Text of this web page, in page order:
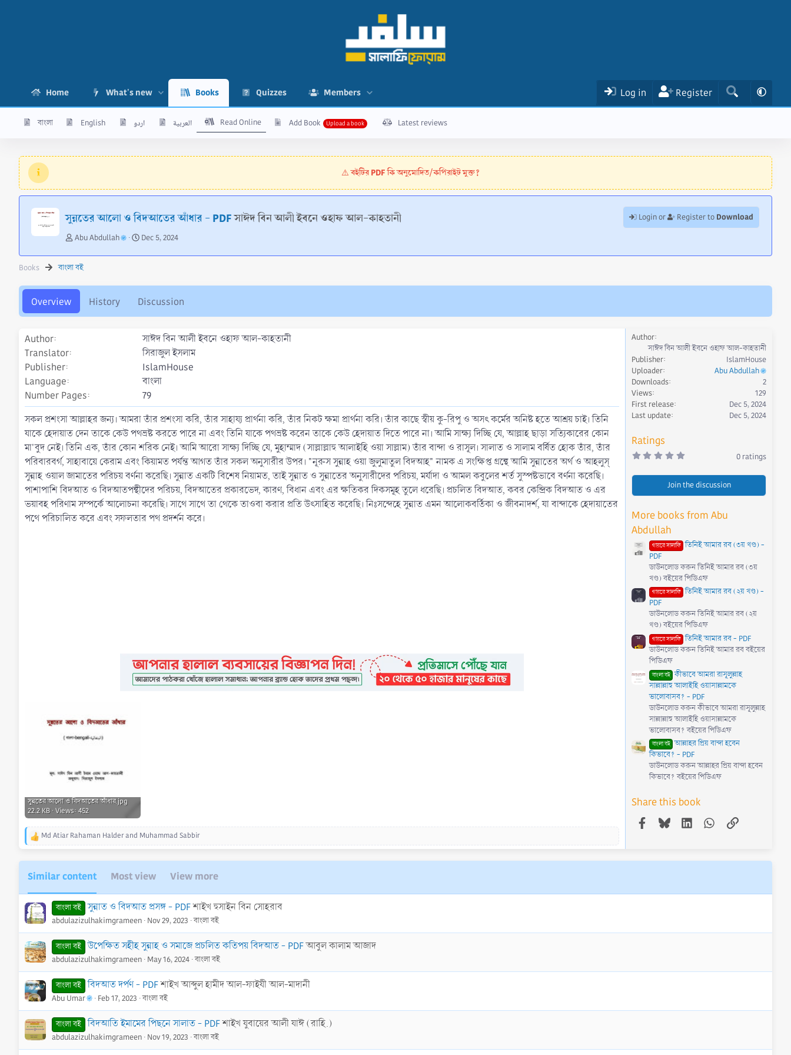
Home What's new Books Quizzes Members Log in Register
বাংলা English اردو العربية Read Online Add Book Latest reviews
⚠️বইটির PDF কি অনুমোদিত/কপিরাইট মুক্ত?
সুন্নতের আলো ও বিদআতের আঁধার - PDFসাঈদ বিন আলী ইবনে ওহাফ আল-কাহতানী Login or Register to Download
A
t
h
Abu Abdullah
C
e
o
n
a
t
Dec 5, 2024
Books বাংলা বই
Overview History Discussion
Author
সাঈদ বিন আলী ইবনে ওহাফ আল-কাহতানী
Translator
সিরাজুল ইসলাম
Publisher
IslamHouse
Language
বাংলা
Number Pages
79
সকল প্রশংসা আল্লাহর জন্য। আমরা তাঁর প্রশংসা করি, তাঁর সাহায্য প্রার্থনা করি, তাঁর নিকট ক্ষমা প্রার্থনা করি। তাঁর কাছে স্বীয় কু-রিপু ও অসৎ কর্মের অনিষ্ট হতে আশ্রয় চাই। তিনি
যাকে হেদায়াত দেন তাকে কেউ পথভ্রষ্ট করতে পারে না এবং তিনি যাকে পথভ্রষ্ট করেন তাকে কেউ হেদায়াত দিতে পারে না। আমি সাক্ষ্য দিচ্ছি যে, আল্লাহ ছাড়া সত্যিকারের কোন
মা'বুদ নেই। তিনি এক, তাঁর কোন শরিক নেই। আমি আরো সাক্ষ্য দিচ্ছি যে, মুহাম্মাদ (সাল্লাল্লাহু আলাইহি ওয়া সাল্লাম) তাঁর বান্দা ও রাসূল। সালাত ও সালাম বর্ষিত হোক তাঁর, তাঁর
পরিবারবর্গ, সাহাবায়ে কেরাম এবং কিয়ামত পর্যন্ত আগত তাঁর সকল অনুসারীর উপর। "নূরুস সুন্নাহ ওয়া জুলুমাতুল বিদআহ" নামক এ সংক্ষিপ্ত গ্রন্থে আমি সুন্নাতের অর্থ ও আহলুস্
সুন্নাহ ওয়াল জামাতের পরিচয় বর্ণনা করেছি। সুন্নাত একটি বিশেষ নিয়ামত, তাই সুন্নাত ও সুন্নাতের অনুসারীদের পরিচয়, মর্যাদা ও আমল কবুলের শর্ত সুস্পষ্টভাবে বর্ণনা করেছি।
পাশাপাশি বিদআত ও বিদআতপন্থীদের পরিচয়, বিদআতের প্রকারভেদ, কারণ, বিধান এবং এর ক্ষতিকর দিকসমূহ তুলে ধরেছি। প্রচলিত বিদআত, কবর কেন্দ্রিক বিদআত ও এর
ভয়াবহ পরিণাম সম্পর্কে আলোচনা করেছি। সাথে সাথে তা থেকে তাওবা করার প্রতি উৎসাহিত করেছি। নিঃসন্দেহে সুন্নাত এমন আলোকবর্তিকা ও জীবনাদর্শ, যা বান্দাকে হেদায়াতের
পথে পরিচালিত করে এবং সফলতার পথ প্রদর্শন করে।
সুন্নতের আলো ও বিদআতের আঁধার.jpg
22.2 KB · Views: 452
R
a
c
t
i
o
n
s
:
Md Atiar Rahaman Halderand Muhammad Sabbir
Author
সাঈদ বিন আলী ইবনে ওহাফ আল-কাহতানী
Publisher
IslamHouse
Uploader
Abu Abdullah
Downloads
2
Views
129
First release
Dec 5, 2024
Last update
Dec 5, 2024
Ratings
0
0
s
(
0 ratings
Join the discussion
More books from Abu
Abdullah
গায়রে সালাফি তিনিই আমার রব (৩য় খণ্ড) -
PDF
ডাউনলোড করুন তিনিই আমার রব (৩য়
খণ্ড) বইয়ের পিডিএফ
গায়রে সালাফি তিনিই আমার রব (২য় খণ্ড) -
PDF
ডাউনলোড করুন তিনিই আমার রব (২য়
খণ্ড) বইয়ের পিডিএফ
গায়রে সালাফি তিনিই আমার রব - PDF
ডাউনলোড করুন তিনিই আমার রব বইয়ের
পিডিএফ
বাংলা বই কীভাবে আমরা রাসূলুল্লাহ
সাল্লাল্লাহু আলাইহি ওয়াসাল্লামকে
ভালোবাসব? - PDF
ডাউনলোড করুন কীভাবে আমরা রাসূলুল্লাহ
সাল্লাল্লাহু আলাইহি ওয়াসাল্লামকে
ভালোবাসব? বইয়ের পিডিএফ
বাংলা বই আল্লাহর প্রিয় বান্দা হবেন
কিভাবে? - PDF
ডাউনলোড করুন আল্লাহর প্রিয় বান্দা হবেন
কিভাবে? বইয়ের পিডিএফ
Share this book
Facebook
BlueskyLinkedInWhatsApp
Link
Similar content Most view View more
বাংলা বই সুন্নাত ও বিদআত প্রসঙ্গ - PDFশাইখ হুসাইন বিন সোহরাব
abdulazizulhakimgrameen Nov 29, 2023 বাংলা বই
বাংলা বই উপেক্ষিত সহীহ সুন্নাহ ও সমাজে প্রচলিত কতিপয় বিদআত - PDFআবুল কালাম আজাদ
abdulazizulhakimgrameen May 16, 2024 বাংলা বই
বাংলা বই বিদআত দর্পণ - PDFশাইখ আব্দুল হামীদ আল-ফাইযী আল-মাদানী
Abu Umar Feb 17, 2023 বাংলা বই
বাংলা বই বিদআতি ইমামের পিছনে সালাত - PDFশাইখ যুবায়ের আলী যাঈ (রাহি.)
abdulazizulhakimgrameen Nov 19, 2023 বাংলা বই